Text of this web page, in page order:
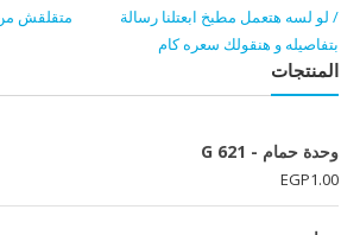
/ لو لسه هتعمل مطبخ ابعتلنا رسالة
بتفاصيله و هنقولك سعره كام
متقلقش من
المنتجات
وحدة حمام - G 621
EGP1.00